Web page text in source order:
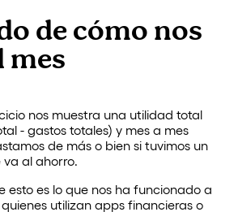
de cómo nos
mes
nos muestra una utilidad total
- gastos totales) y mes a mes
de más o bien si tuvimos un
va al ahorro.
esto es lo que nos ha funcionado a
utilizan apps financieras o